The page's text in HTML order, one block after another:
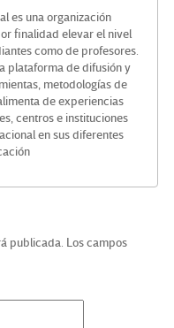
es una organización
finalidad elevar el nivel
como de profesores.
plataforma de difusión y
metodologías de
de experiencias
centros e instituciones
en sus diferentes
publicada. Los campos